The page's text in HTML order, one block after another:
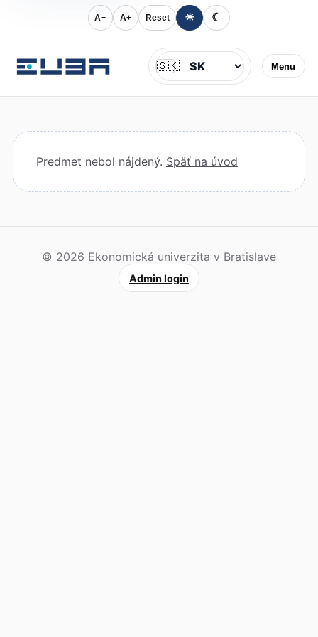
A− A+ Reset ☀ ☾
Menu
Jazyk
🇸🇰
Predmet nebol nájdený. Späť na úvod
© 2026 Ekonomická univerzita v Bratislave
Admin login